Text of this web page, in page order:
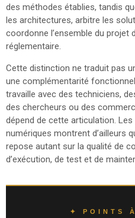
des méthodes établies, tandis
les architectures, arbitre les
coordonne l’ensemble du
réglementaire.
Cette distinction ne traduit pas
une complémentarité
travaille avec des techniciens,
des chercheurs ou des
dépend de cette articulation.
numériques montrent d’ailleurs
repose autant sur la qualité de
d’exécution, de test et de
✦ POINTS